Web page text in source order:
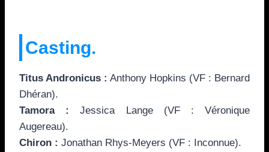
Casting.
Titus Andronicus : Anthony Hopkins (VF : Bernard
Dhéran).
Tamora :
Jessica Lange (VF : Véronique
Augereau).
Chiron : Jonathan Rhys-Meyers (VF : Inconnue).